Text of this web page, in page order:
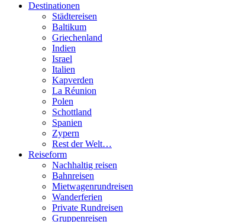
Destinationen
Städtereisen
Baltikum
Griechenland
Indien
Israel
Italien
Kapverden
La Réunion
Polen
Schottland
Spanien
Zypern
Rest der Welt…
Reiseform
Nachhaltig reisen
Bahnreisen
Mietwagenrundreisen
Wanderferien
Private Rundreisen
Gruppenreisen